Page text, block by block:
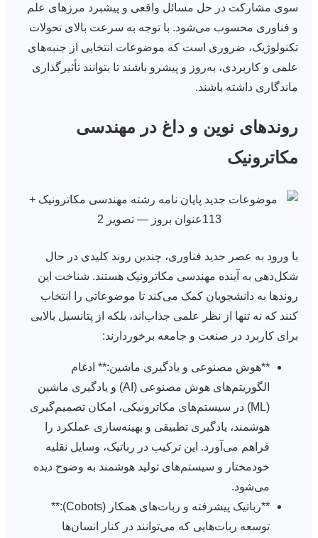
سوی مشارکت در حل مسائل واقعی و پیشبرد مرزهای علم
و فناوری محسوب می‌شود. با توجه به سرعت بالای تحولات
تکنولوژیک، ضروری است که موضوعات انتخابی از جنبه‌های
علمی و کاربردی، به‌روز و پیشرو باشند تا بتوانند تأثیرگذاری
ماندگاری داشته باشند.
روندهای نوین و داغ در مهندسی
مکاترونیک
با ورود به عصر جدید فناوری، چندین روند کلیدی در حال
شکل‌دهی به آینده مهندسی مکاترونیک هستند. شناخت این
روندها به دانشجویان کمک می‌کند تا موضوعاتی را انتخاب
کنند که نه تنها از نظر علمی جذاب‌اند، بلکه از پتانسیل بالایی
برای کاربرد در صنعت و جامعه برخوردارند:
**هوش مصنوعی و یادگیری ماشین:** ادغام
الگوریتم‌های هوش مصنوعی (AI) و یادگیری ماشین
(ML) در سیستم‌های مکاترونیکی، امکان تصمیم‌گیری
هوشمند، یادگیری تطبیقی و بهینه‌سازی عملکرد را
فراهم می‌آورد. این ترکیب در رباتیک، وسایل نقلیه
خودمختار و سیستم‌های تولید هوشمند به وضوح دیده
می‌شود.
**رباتیک پیشرفته و ربات‌های همکار (Cobots):**
توسعه ربات‌هایی که می‌توانند در کنار انسان‌ها